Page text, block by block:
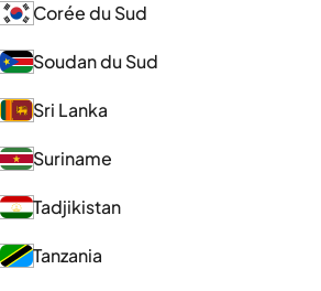
Corée du Sud
Soudan du Sud
Sri Lanka
Suriname
Tadjikistan
Tanzania